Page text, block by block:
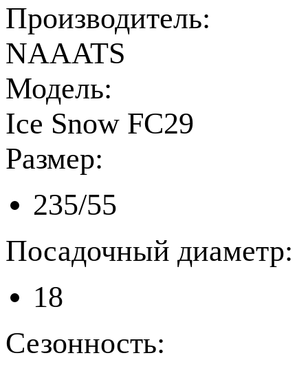
Производитель:
NAAATS
Модель:
Ice Snow FC29
Размер:
235/55
Посадочный диаметр:
18
Сезонность: